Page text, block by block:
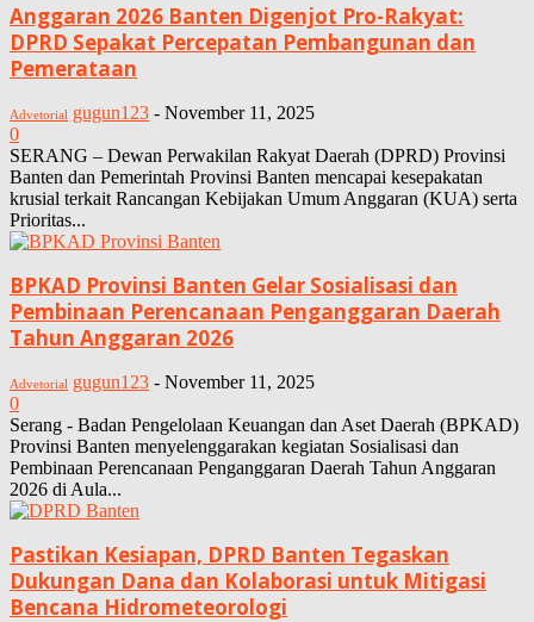
Anggaran 2026 Banten Digenjot Pro-Rakyat:
DPRD Sepakat Percepatan Pembangunan dan
Pemerataan
Advetorial gugun123 - November 11, 2025
0
SERANG – Dewan Perwakilan Rakyat Daerah (DPRD) Provinsi
Banten dan Pemerintah Provinsi Banten mencapai kesepakatan
krusial terkait Rancangan Kebijakan Umum Anggaran (KUA) serta
Prioritas...
BPKAD Provinsi Banten Gelar Sosialisasi dan
Pembinaan Perencanaan Penganggaran Daerah
Tahun Anggaran 2026
Advetorial gugun123 - November 11, 2025
0
Serang - Badan Pengelolaan Keuangan dan Aset Daerah (BPKAD)
Provinsi Banten menyelenggarakan kegiatan Sosialisasi dan
Pembinaan Perencanaan Penganggaran Daerah Tahun Anggaran
2026 di Aula...
Pastikan Kesiapan, DPRD Banten Tegaskan
Dukungan Dana dan Kolaborasi untuk Mitigasi
Bencana Hidrometeorologi